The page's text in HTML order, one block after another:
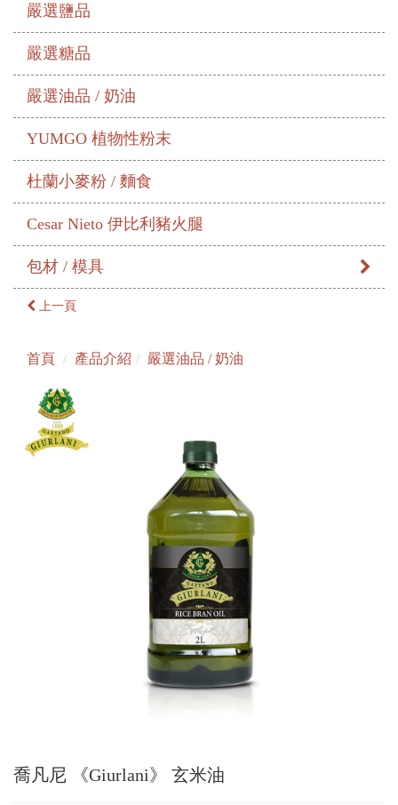
嚴選鹽品
嚴選糖品
嚴選油品 / 奶油
YUMGO 植物性粉末
杜蘭小麥粉 / 麵食
Cesar Nieto 伊比利豬火腿
包材 / 模具
上一頁
首頁 產品介紹 嚴選油品 / 奶油
喬凡尼 《Giurlani》 玄米油